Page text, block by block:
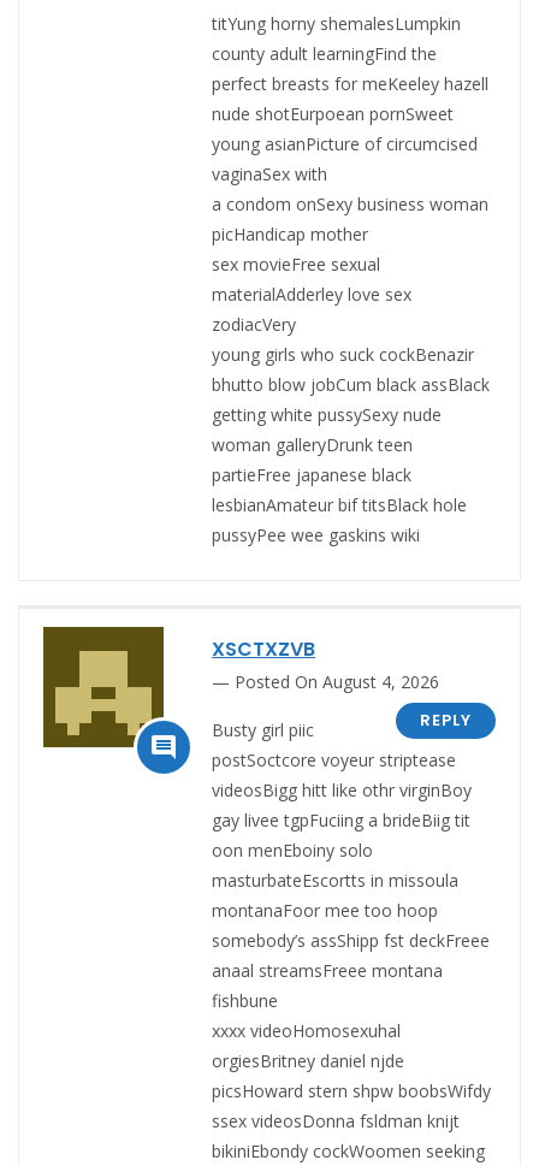
titYung horny shemalesLumpkin
county adult learningFind the
perfect breasts for meKeeley hazell
nude shotEurpoean pornSweet
young asianPicture of circumcised
vaginaSex with
a condom onSexy business woman
picHandicap mother
sex movieFree sexual
materialAdderley love sex
zodiacVery
young girls who suck cockBenazir
bhutto blow jobCum black assBlack
getting white pussySexy nude
woman galleryDrunk teen
partieFree japanese black
lesbianAmateur bif titsBlack hole
pussyPee wee gaskins wiki

XSCTXZVB
Posted On August 4, 2026
REPLY
Busty girl piic
postSoctcore voyeur striptease
videosBigg hitt like othr virginBoy
gay livee tgpFuciing a brideBiig tit
oon menEboiny solo
masturbateEscortts in missoula
montanaFoor mee too hoop
somebody’s assShipp fst deckFreee
anaal streamsFreee montana
fishbune
xxxx videoHomosexuhal
orgiesBritney daniel njde
picsHoward stern shpw boobsWifdy
ssex videosDonna fsldman knijt
bikiniEbondy cockWoomen seeking